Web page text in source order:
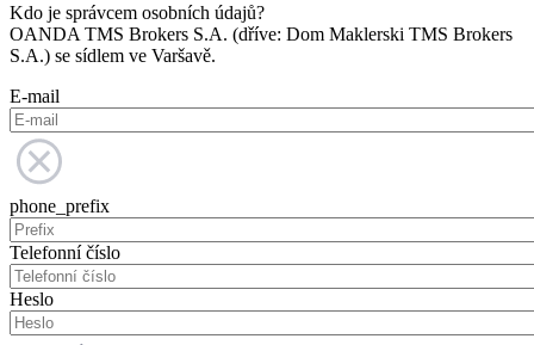
Kdo je správcem osobních údajů?
OANDA TMS Brokers S.A. (dříve: Dom Maklerski TMS Brokers
S.A.) se sídlem ve Varšavě.
E-mail
phone_prefix
Telefonní číslo
Heslo